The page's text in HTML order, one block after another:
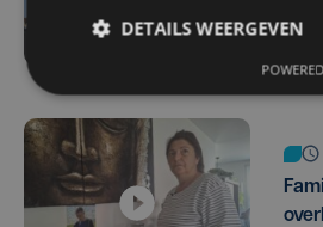
DETAILS WEERGEVEN